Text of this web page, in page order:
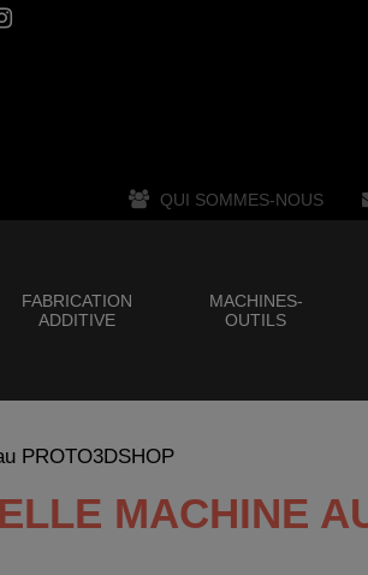
QUI SOMMES-NOUS
FABRICATION
ADDITIVE
MACHINES-
OUTILS
PROTO3DSHOP
MACHINE